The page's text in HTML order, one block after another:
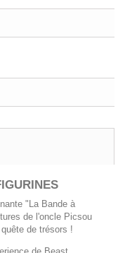
"La Bande à
de l'oncle Picsou
de trésors !